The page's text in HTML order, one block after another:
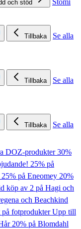
och stöd
Stomi
Tillbaka
Se alla
Tillbaka
Se alla
Tillbaka
Se alla
DOZ-produkter30%
25% på
25% på Eneomey 20%
köp av 2 på Hagi och
och Beachkind
fotprodukterUpp till
20% på Blomdahl